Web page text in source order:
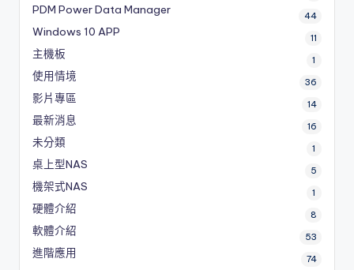
PDM Power Data Manager 44
Windows 10 APP 11
主機板 1
使用情境 36
影片專區 14
最新消息 16
未分類 1
桌上型NAS 5
機架式NAS 1
硬體介紹 8
軟體介紹 53
進階應用 74